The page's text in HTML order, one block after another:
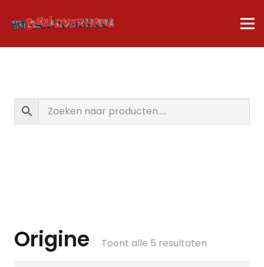
Origine Toont alle 5 resultaten
op